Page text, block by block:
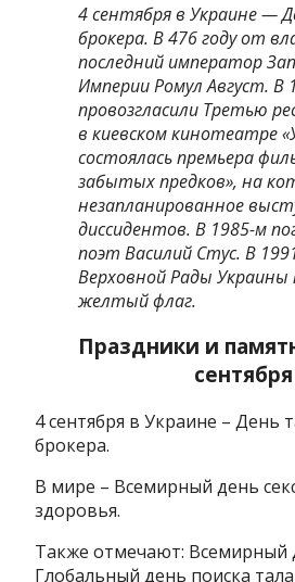
4 сентября в Украине —
брокера. В 476 году от
последний император
Империи Ромул Август. В
провозгласили Третью
в киевском кинотеатре
состоялась премьера
забытых предков», на
незапланированное
диссидентов. В 1985-м
поэт Василий Стус. В
Верховной Рады Украины
желтый флаг.
Праздники и
сентября
4 сентября в Украине – День
брокера.
В мире – Всемирный день
здоровья.
Также отмечают: Всемирный
Глобальный день поиска